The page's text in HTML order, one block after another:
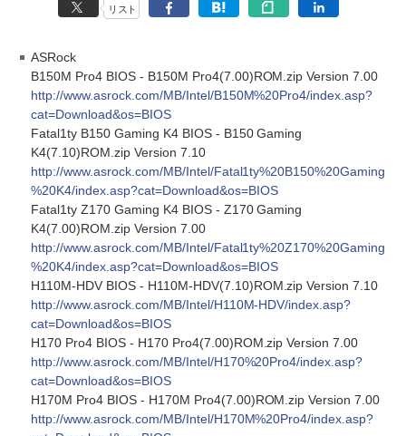
リスト
ASRock
B150M Pro4 BIOS - B150M Pro4(7.00)ROM.zip Version 7.00
http://www.asrock.com/MB/Intel/B150M%20Pro4/index.asp?
cat=Download&os=BIOS
Fatal1ty B150 Gaming K4 BIOS - B150 Gaming
K4(7.10)ROM.zip Version 7.10
http://www.asrock.com/MB/Intel/Fatal1ty%20B150%20Gaming
%20K4/index.asp?cat=Download&os=BIOS
Fatal1ty Z170 Gaming K4 BIOS - Z170 Gaming
K4(7.00)ROM.zip Version 7.00
http://www.asrock.com/MB/Intel/Fatal1ty%20Z170%20Gaming
%20K4/index.asp?cat=Download&os=BIOS
H110M-HDV BIOS - H110M-HDV(7.10)ROM.zip Version 7.10
http://www.asrock.com/MB/Intel/H110M-HDV/index.asp?
cat=Download&os=BIOS
H170 Pro4 BIOS - H170 Pro4(7.00)ROM.zip Version 7.00
http://www.asrock.com/MB/Intel/H170%20Pro4/index.asp?
cat=Download&os=BIOS
H170M Pro4 BIOS - H170M Pro4(7.00)ROM.zip Version 7.00
http://www.asrock.com/MB/Intel/H170M%20Pro4/index.asp?